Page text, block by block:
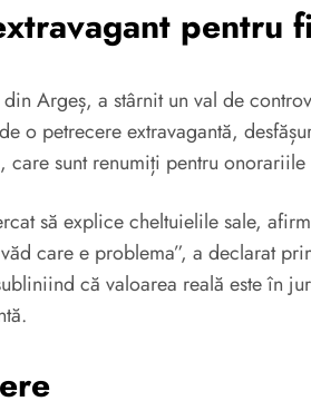
pentru
Argeș, a stârnit un val de
o petrecere extravagantă,
sunt renumiți pentru
să explice cheltuielile sale,
care e problema”, a declarat
că valoarea reală este în